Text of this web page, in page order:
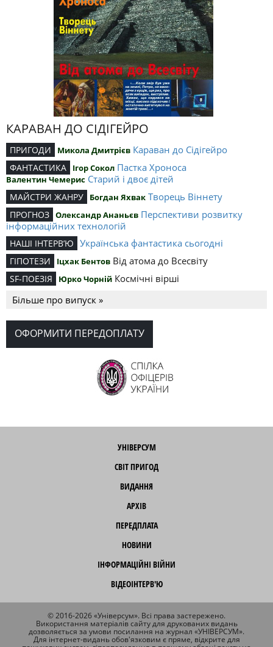
КАРАВАН ДО СІДІГЕЙРО
ПРИГОДИ Микола Дмитрієв Караван до Сідігейро
ФАНТАСТИКА Ігор Сокол Пастка Хроноса
Валентин Чемерис Старий і двоє дітей
МАЙСТРИ ЖАНРУ Богдан Яхвак Творець Віннету
ПРОГНОЗ Олександр Ананьєв Перспективи розвитку
інформаційних технологій
НАШІ ІНТЕРВ’Ю Українська фантастика сьогодні
ГІПОТЕЗИ Іцхак Бентов Від атома до Всесвіту
SF-ПОЕЗІЯ Юрко Чорній Космічні вірші
Більше про випуск »
ОФОРМИТИ ПЕРЕДОПЛАТУ
УНІВЕРСУМ
СВІТ ПРИГОД
ВИДАННЯ
АРХІВ
ПЕРЕДПЛАТА
НОВИНИ
ІНФОРМАЦІЙНІ ВІЙНИ
ВІДЕОІНТЕРВ'Ю
© 2016-2026 «Універсум». Всі права застережено.
Використання матеріалів сайту для друкованих видань
дозволяється за умови посилання на журнал «УНІВЕРСУМ».
Для інтернет-видань обов'язковим є пряме, відкрите для